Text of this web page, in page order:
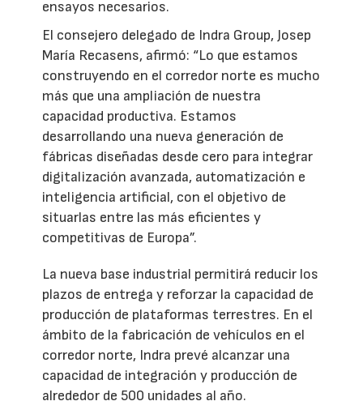
ensayos necesarios.
El consejero delegado de Indra Group, Josep
María Recasens, afirmó: “Lo que estamos
construyendo en el corredor norte es mucho
más que una ampliación de nuestra
capacidad productiva. Estamos
desarrollando una nueva generación de
fábricas diseñadas desde cero para integrar
digitalización avanzada, automatización e
inteligencia artificial, con el objetivo de
situarlas entre las más eficientes y
competitivas de Europa”.
La nueva base industrial permitirá reducir los
plazos de entrega y reforzar la capacidad de
producción de plataformas terrestres. En el
ámbito de la fabricación de vehículos en el
corredor norte, Indra prevé alcanzar una
capacidad de integración y producción de
alrededor de 500 unidades al año.